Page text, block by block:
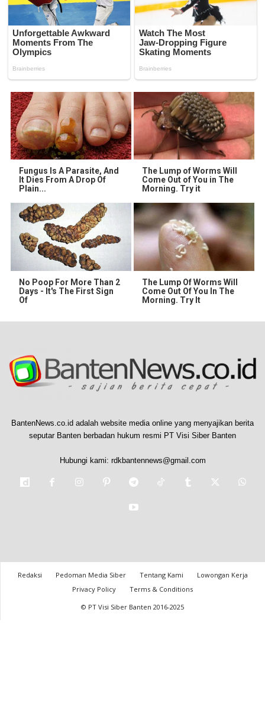
Fungus Is A Parasite, And
It Dies From A Drop Of
Plain...
The Lump of Worms Will
Come Out of You in The
Morning. Try it
No Poop For More Than 2
Days - It's The First Sign
Of
The Lump Of Worms Will
Come Out Of You In The
Morning. Try It
BantenNews.co.id adalah website media online yang menyajikan berita
seputar Banten berbadan hukum resmi PT Visi Siber Banten
Hubungi kami: rdkbantennews@gmail.com
Redaksi Pedoman Media Siber Tentang Kami
Lowongan Kerja
Privacy Policy
Terms & Conditions
© PT Visi Siber Banten 2016-2025